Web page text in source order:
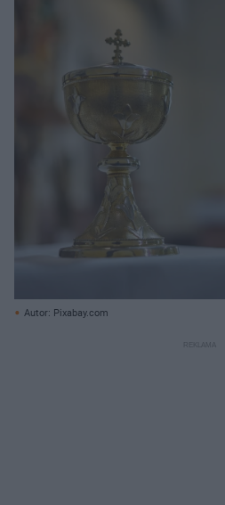
Autor: Pixabay.com